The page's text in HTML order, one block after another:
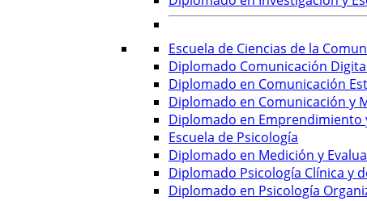
Escuela de Ciencias de la
Diplomado Comunicación
Diplomado en Comunicación
Diplomado en Comunicación y
Diplomado en
Escuela de Psicología
Diplomado en Medición y
Diplomado Psicología Clínica y
Diplomado en Psicología